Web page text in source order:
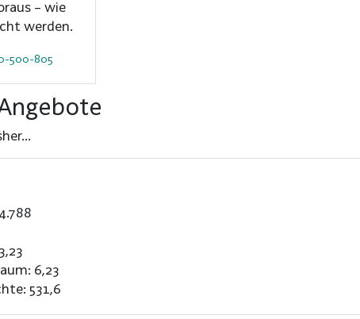
werden.
500-805
6,23
531,6